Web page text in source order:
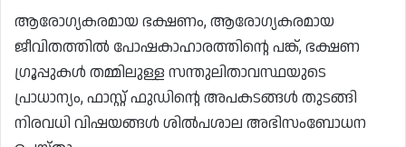
ആരോഗ്യകരമായ ഭക്ഷണം, ആരോഗ്യകരമായ
ജീവിതത്തിൽ പോഷകാഹാരത്തിൻ്റെ പങ്ക്, ഭക്ഷണ
ഗ്രൂപ്പുകൾ തമ്മിലുള്ള സന്തുലിതാവസ്ഥയുടെ
പ്രാധാന്യം, ഫാസ്റ്റ് ഫുഡിൻ്റെ അപകടങ്ങൾ തുടങ്ങി
നിരവധി വിഷയങ്ങൾ ശിൽപശാല അഭിസംബോധന